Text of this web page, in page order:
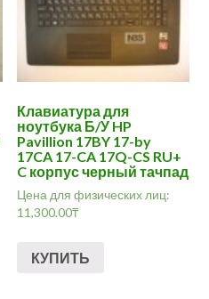
Клавиатура для
ноутбука Б/У HP
Pavillion 17BY 17-by
17CA 17-CA 17Q-CS RU+
C корпус черный тачпад
Цена для физических лиц:
11,300.00₸
КУПИТЬ